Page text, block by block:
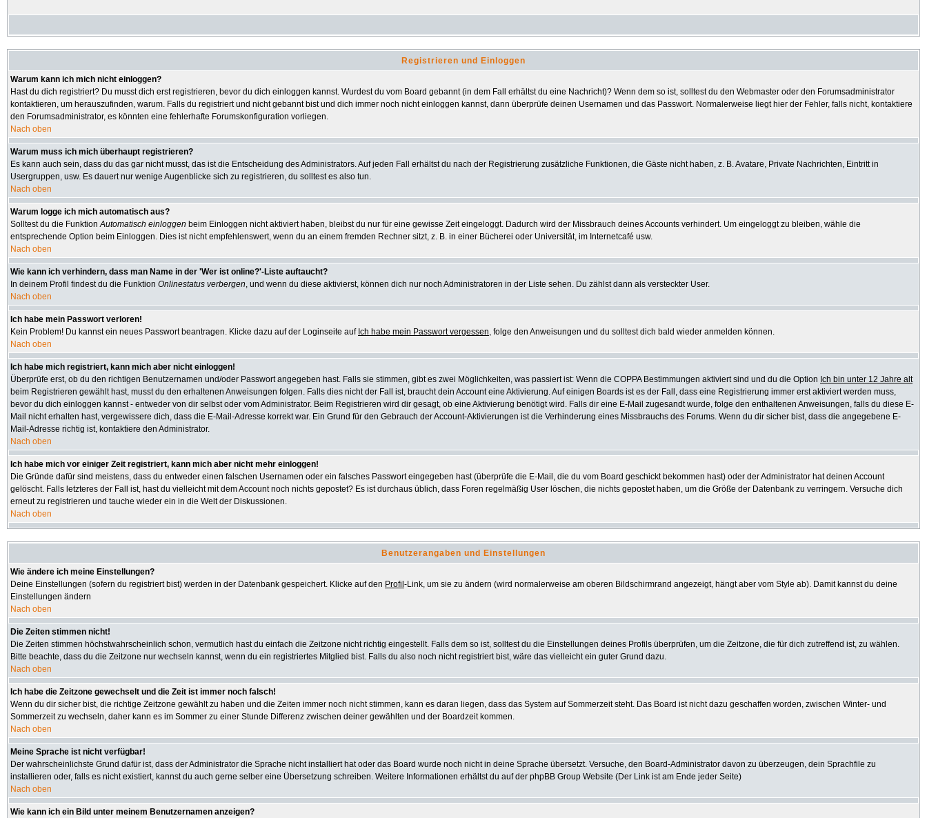
Registrieren und Einloggen
Warum kann ich mich nicht einloggen?
Hast du dich registriert? Du musst dich erst registrieren, bevor du dich einloggen kannst. Wurdest du vom Board gebannt (in dem Fall erhältst du eine Nachricht)? Wenn dem so ist, solltest du den Webmaster oder den Forumsadministrator
kontaktieren, um herauszufinden, warum. Falls du registriert und nicht gebannt bist und dich immer noch nicht einloggen kannst, dann überprüfe deinen Usernamen und das Passwort. Normalerweise liegt hier der Fehler, falls nicht, kontaktiere
den Forumsadministrator, es könnten eine fehlerhafte Forumskonfiguration vorliegen.
Nach oben
Warum muss ich mich überhaupt registrieren?
Es kann auch sein, dass du das gar nicht musst, das ist die Entscheidung des Administrators. Auf jeden Fall erhältst du nach der Registrierung zusätzliche Funktionen, die Gäste nicht haben, z. B. Avatare, Private Nachrichten, Eintritt in
Usergruppen, usw. Es dauert nur wenige Augenblicke sich zu registrieren, du solltest es also tun.
Nach oben
Warum logge ich mich automatisch aus?
Solltest du die FunktionAutomatisch einloggen beim Einloggen nicht aktiviert haben, bleibst du nur für eine gewisse Zeit eingeloggt. Dadurch wird der Missbrauch deines Accounts verhindert. Um eingeloggt zu bleiben, wähle die
entsprechende Option beim Einloggen. Dies ist nicht empfehlenswert, wenn du an einem fremden Rechner sitzt, z. B. in einer Bücherei oder Universität, im Internetcafé usw.
Nach oben
Wie kann ich verhindern, dass man Name in der 'Wer ist online?'-Liste auftaucht?
In deinem Profil findest du die Funktion Onlinestatus verbergen, und wenn du diese aktivierst, können dich nur noch Administratoren in der Liste sehen. Du zählst dann als versteckter User.
Nach oben
Ich habe mein Passwort verloren!
Kein Problem! Du kannst ein neues Passwort beantragen. Klicke dazu auf der Loginseite auf Ich habe mein Passwort vergessen, folge den Anweisungen und du solltest dich bald wieder anmelden können.
Nach oben
Ich habe mich registriert, kann mich aber nicht einloggen!
Überprüfe erst, ob du den richtigen Benutzernamen und/oder Passwort angegeben hast. Falls sie stimmen, gibt es zwei Möglichkeiten, was passiert ist: Wenn die COPPA Bestimmungen aktiviert sind und du die Option Ich bin unter 12 Jahre alt
beim Registrieren gewählt hast, musst du den erhaltenen Anweisungen folgen. Falls dies nicht der Fall ist, braucht dein Account eine Aktivierung. Auf einigen Boards ist es der Fall, dass eine Registrierung immer erst aktiviert werden muss,
bevor du dich einloggen kannst - entweder von dir selbst oder vom Administrator. Beim Registrieren wird dir gesagt, ob eine Aktivierung benötigt wird. Falls dir eine E-Mail zugesandt wurde, folge den enthaltenen Anweisungen, falls du diese E-
Mail nicht erhalten hast, vergewissere dich, dass die E-Mail-Adresse korrekt war. Ein Grund für den Gebrauch der Account-Aktivierungen ist die Verhinderung eines Missbrauchs des Forums. Wenn du dir sicher bist, dass die angegebene E-
Mail-Adresse richtig ist, kontaktiere den Administrator.
Nach oben
Ich habe mich vor einiger Zeit registriert, kann mich aber nicht mehr einloggen!
Die Gründe dafür sind meistens, dass du entweder einen falschen Usernamen oder ein falsches Passwort eingegeben hast (überprüfe die E-Mail, die du vom Board geschickt bekommen hast) oder der Administrator hat deinen Account
gelöscht. Falls letzteres der Fall ist, hast du vielleicht mit dem Account noch nichts gepostet? Es ist durchaus üblich, dass Foren regelmäßig User löschen, die nichts gepostet haben, um die Größe der Datenbank zu verringern. Versuche dich
erneut zu registrieren und tauche wieder ein in die Welt der Diskussionen.
Nach oben
Benutzerangaben und Einstellungen
Wie ändere ich meine Einstellungen?
Deine Einstellungen (sofern du registriert bist) werden in der Datenbank gespeichert. Klicke auf den Profil -Link, um sie zu ändern (wird normalerweise am oberen Bildschirmrand angezeigt, hängt aber vom Style ab). Damit kannst du deine
Einstellungen ändern
Nach oben
Die Zeiten stimmen nicht!
Die Zeiten stimmen höchstwahrscheinlich schon, vermutlich hast du einfach die Zeitzone nicht richtig eingestellt. Falls dem so ist, solltest du die Einstellungen deines Profils überprüfen, um die Zeitzone, die für dich zutreffend ist, zu wählen.
Bitte beachte, dass du die Zeitzone nur wechseln kannst, wenn du ein registriertes Mitglied bist. Falls du also noch nicht registriert bist, wäre das vielleicht ein guter Grund dazu.
Nach oben
Ich habe die Zeitzone gewechselt und die Zeit ist immer noch falsch!
Wenn du dir sicher bist, die richtige Zeitzone gewählt zu haben und die Zeiten immer noch nicht stimmen, kann es daran liegen, dass das System auf Sommerzeit steht. Das Board ist nicht dazu geschaffen worden, zwischen Winter- und
Sommerzeit zu wechseln, daher kann es im Sommer zu einer Stunde Differenz zwischen deiner gewählten und der Boardzeit kommen.
Nach oben
Meine Sprache ist nicht verfügbar!
Der wahrscheinlichste Grund dafür ist, dass der Administrator die Sprache nicht installiert hat oder das Board wurde noch nicht in deine Sprache übersetzt. Versuche, den Board-Administrator davon zu überzeugen, dein Sprachfile zu
installieren oder, falls es nicht existiert, kannst du auch gerne selber eine Übersetzung schreiben. Weitere Informationen erhältst du auf der phpBB Group Website (Der Link ist am Ende jeder Seite)
Nach oben
Wie kann ich ein Bild unter meinem Benutzernamen anzeigen?